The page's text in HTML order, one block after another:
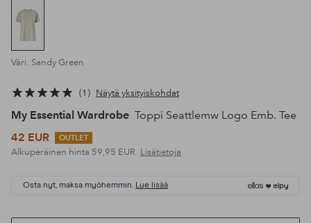
Väri: Sandy Green
1 Näytä yksityiskohdat
My Essential Wardrobe Toppi Seattlemw Logo Emb. Tee
42 EUR
OUTLET
Alkuperäinen hinta 59,95 EUR Lisätietoja
Osta nyt, maksa myöhemmin. Lue lisää